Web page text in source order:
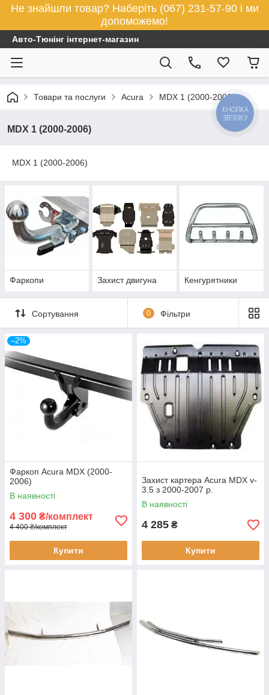
Не знайшли товар? Наберіть (067) 231-57-90 і ми
допоможемо!
Авто-Тюнінг інтернет-магазин
Товари та послуги Acura MDX 1 (2000-2006)
MDX 1 (2000-2006)
MDX 1 (2000-2006)
Фаркопи Захист двигуна Кенгурятники
Сортування 0 Фільтри
–2%
Фаркоп Acura MDX (2000-
2006)
В наявності
4 300 ₴/комплект
4 400 ₴/комплект
Купити
Захист картера Acura MDX v-
3.5 з 2000-2007 р.
В наявності
4 285 ₴
Купити
КНОПКА
ЗВ'ЯЗКУ